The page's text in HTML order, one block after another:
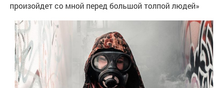
произойдет со мной перед большой толпой людей»